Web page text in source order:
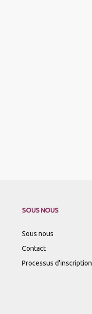
SOUS NOUS
Sous nous
Contact
Processus d'inscription